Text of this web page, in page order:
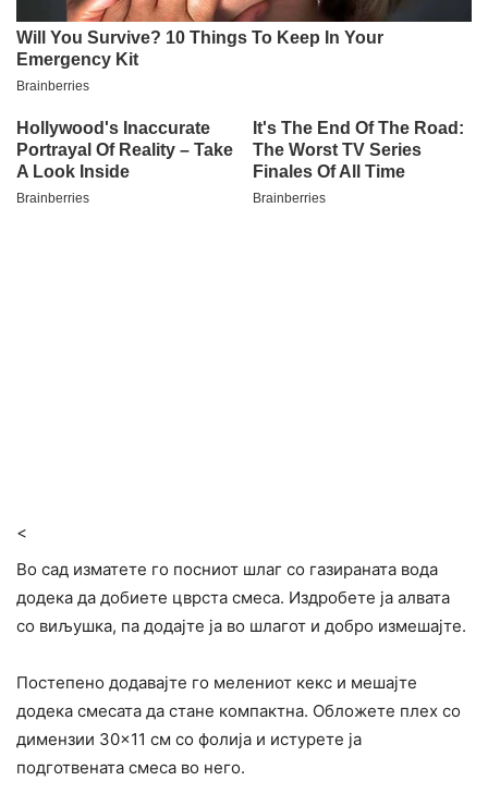
<
Во сад изматете го посниот шлаг со газираната вода
додека да добиете цврста смеса. Издробете ја алвата
со виљушка, па додајте ја во шлагот и добро измешајте.
Постепено додавајте го мелениот кекс и мешајте
додека смесата да стане компактна. Обложете плех со
димензии 30×11 см со фолија и истурете ја
подготвената смеса во него.